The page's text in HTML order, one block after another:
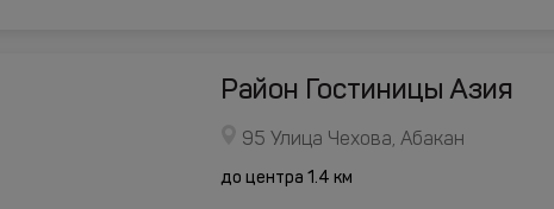
Район Гостиницы Азия
95 Улица Чехова, Абакан
до центра 1.4 км